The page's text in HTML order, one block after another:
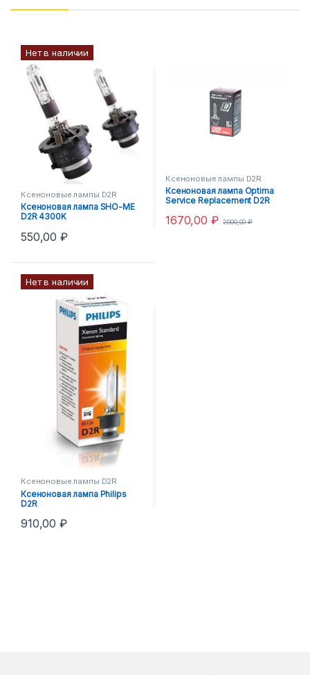
Нет в наличии
Ксеноновые лампы D2R
Ксеноновая лампа SHO-ME
D2R 4300K
550,00₽
Ксеноновые лампы D2R
Ксеноновая лампа Optima
Service Replacement D2R
1670,00 ₽ 2000,00₽
Нет в наличии
Ксеноновые лампы D2R
Ксеноновая лампа Philips
D2R
910,00₽